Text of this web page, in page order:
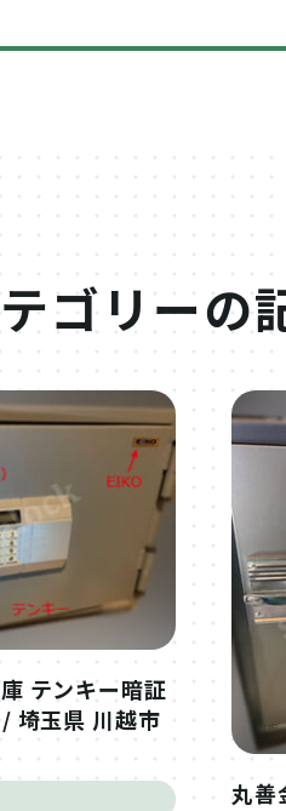
ゴリーの
テンキー暗証
埼玉県 川越市
丸善